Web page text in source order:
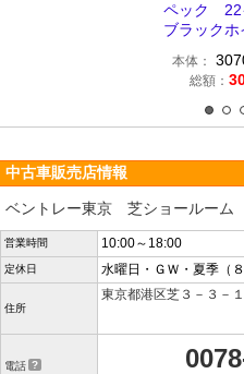
ペック 22
ブラックホ
本体：
総額：
中古車販売店情報
ベントレー東京 芝ショールーム
営業時間 10:00～18:00
定休日 水曜日・ＧＷ・夏季（
住所
東京都港区芝３－３－
電話